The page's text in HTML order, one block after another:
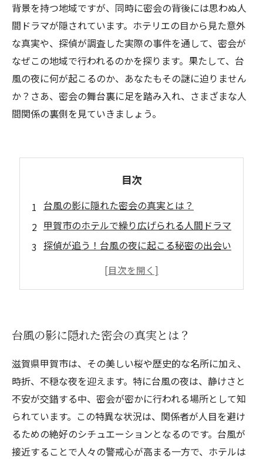
背景を持つ地域ですが、同時に密会の背後には思わぬ人
間ドラマが隠されています。ホテリエの目から見た意外
な真実や、探偵が調査した実際の事件を通して、密会が
なぜこの地域で行われるのかを探ります。果たして、台
風の夜に何が起こるのか、あなたもその謎に迫りません
か？さあ、密会の舞台裏に足を踏み入れ、さまざまな人
間関係の裏側を見ていきましょう。
目次
台風の影に隠れた密会の真実とは？
甲賀市のホテルで繰り広げられる人間ドラマ
探偵が追う！台風の夜に起こる秘密の出会い
美しい甲賀市、その裏に潜む不倫の影
台風の影に隠れた密会の真実とは？
滋賀県甲賀市は、その美しい桜や歴史的な名所に加え、
時折、不穏な夜を迎えます。特に台風の夜は、静けさと
不安が交錯する中、密会が密かに行われる場所として知
られています。この特異な状況は、関係者が人目を避け
るための絶好のシチュエーションとなるのです。台風が
接近することで人々の警戒心が高まる一方で、ホテルは